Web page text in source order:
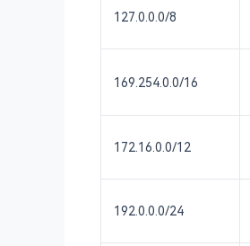
127.0.0.0/8
169.254.0.0/16
172.16.0.0/12
192.0.0.0/24